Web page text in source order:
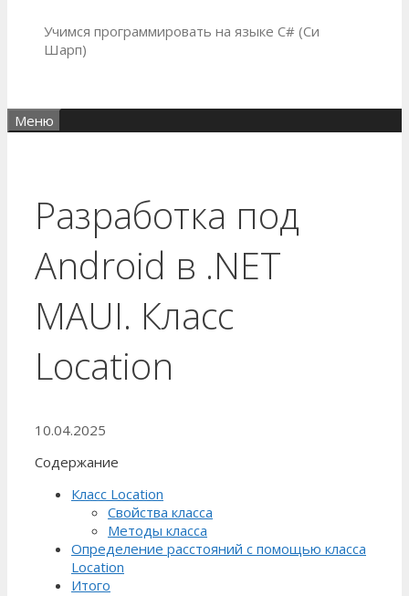
Учимся программировать на языке C# (Си
Шарп)
Меню
Разработка под
Android в .NET
MAUI. Класс
Location
10.04.2025
Содержание
Класс Location
Свойства класса
Методы класса
Определение расстояний с помощью класса
Location
Итого